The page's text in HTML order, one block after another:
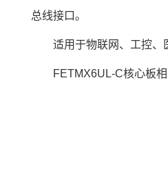
总线接口。
适用于物联网、 工控、
FETMX6UL-C核心板